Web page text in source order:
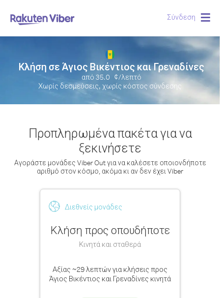
Σύνδεση
Κλήση σε Άγιος Βικέντιος και Γρεναδίνες
από 35.0 ¢/λεπτό
Χωρίς δεσμεύσεις, χωρίς κόστος σύνδεσης
Προπληρωμένα πακέτα για να
ξεκινήσετε
Αγοράστε μονάδες Viber Out για να καλέσετε οποιονδήποτε
αριθμό στον κόσμο, ακόμα κι αν δεν έχει Viber
Διεθνείς μονάδες
Κλήση προς οπουδήποτε
Κινητά και σταθερά
Αξίας ~29 λεπτώνγια κλήσεις προς
Άγιος Βικέντιος και Γρεναδίνες κινητά